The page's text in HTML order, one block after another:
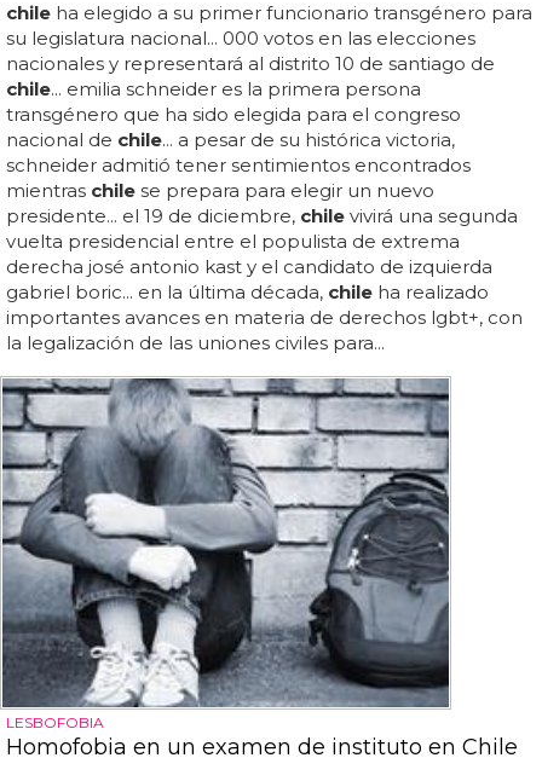
chile ha elegido a su primer funcionario transgénero para
su legislatura nacional... 000 votos en las elecciones
nacionales y representará al distrito 10 de santiago de
chile... emilia schneider es la primera persona
transgénero que ha sido elegida para el congreso
nacional de chile... a pesar de su histórica victoria,
schneider admitió tener sentimientos encontrados
mientras chile se prepara para elegir un nuevo
presidente... el 19 de diciembre, chile vivirá una segunda
vuelta presidencial entre el populista de extrema
derecha josé antonio kast y el candidato de izquierda
gabriel boric... en la última década, chile ha realizado
importantes avances en materia de derechos lgbt+, con
la legalización de las uniones civiles para...
LESBOFOBIA
Homofobia en un examen de instituto en Chile